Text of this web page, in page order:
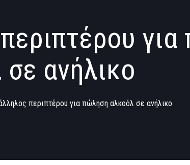
ανήλικο
περιπτέρου για πώληση αλκοόλ σε ανήλικο